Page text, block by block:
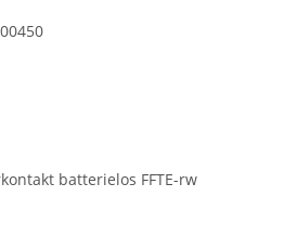
batterielos FFTE-rw